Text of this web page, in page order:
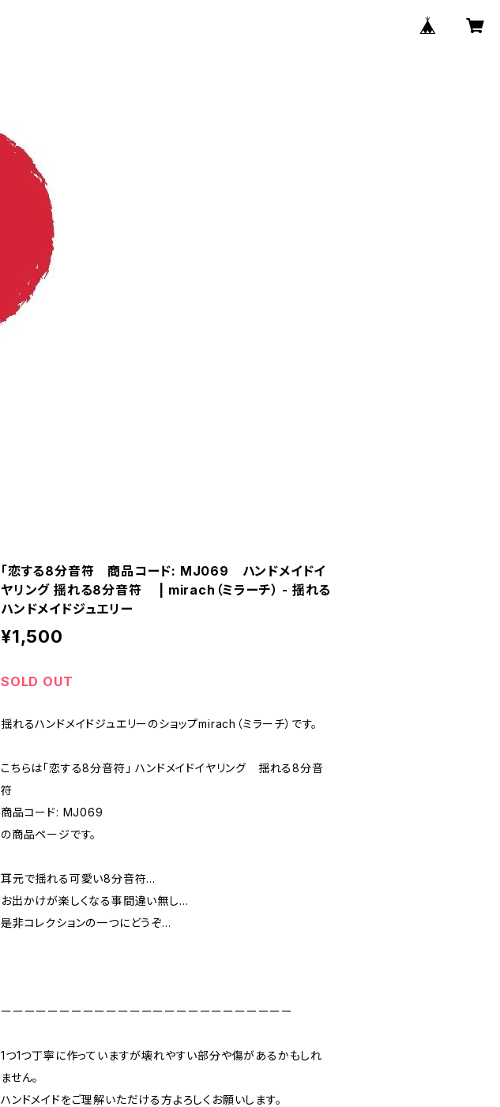
「恋する8分音符 商品コード: MJ069 ハンドメイドイ
ヤリング 揺れる8分音符 | mirach（ミラーチ） - 揺れる
ハンドメイドジュエリー
¥1,500
SOLD OUT
揺れるハンドメイドジュエリーのショップmirach（ミラーチ）です。
こちらは「恋する8分音符」 ハンドメイドイヤリング 揺れる8分音
符
商品コード: MJ069
の商品ページです。
耳元で揺れる可愛い8分音符…
お出かけが楽しくなる事間違い無し…
是非コレクションの一つにどうぞ…
ーーーーーーーーーーーーーーーーーーーーーーーーー
1つ1つ丁寧に作っていますが壊れやすい部分や傷があるかもしれ
ません。
ハンドメイドをご理解いただける方よろしくお願いします。